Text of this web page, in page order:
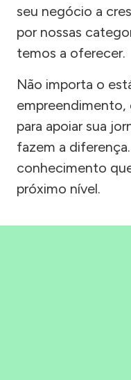
seu negócio a
por nossas
temos a oferecer.
Não importa o
empreendimento,
para apoiar sua
fazem a
conhecimento
próximo nível.